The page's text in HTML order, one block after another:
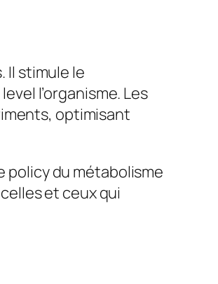
Il stimule le
l’organisme. Les
optimisant
du métabolisme
et ceux qui